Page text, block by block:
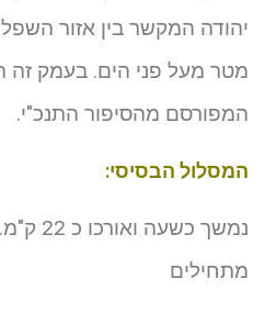
מטר מעל פני הים. בעמק זה
המפורסם מהסיפור התנכ"י.
המסלול הבסיסי:
נמשך
מתחילים